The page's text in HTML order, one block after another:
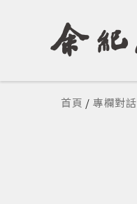
您在這裡
首頁 / 專欄對話